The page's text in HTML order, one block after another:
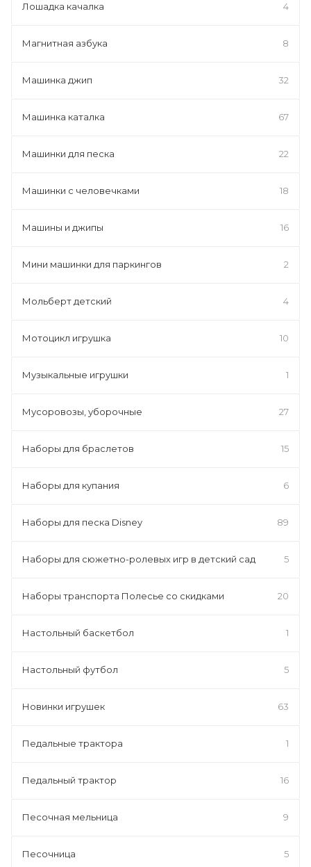
Лошадка качалка 4
Магнитная азбука 8
Машинка джип 32
Машинка каталка 67
Машинки для песка 22
Машинки с человечками 18
Машины и джипы 16
Мини машинки для паркингов 2
Мольберт детский 4
Мотоцикл игрушка 10
Музыкальные игрушки 1
Мусоровозы, уборочные 27
Наборы для браслетов 15
Наборы для купания 6
Наборы для песка Disney 89
Наборы для сюжетно-ролевых игр в детский сад 5
Наборы транспорта Полесье со скидками 20
Настольный баскетбол 1
Настольный футбол 5
Новинки игрушек 63
Педальные трактора 1
Педальный трактор 16
Песочная мельница 9
Песочница 5